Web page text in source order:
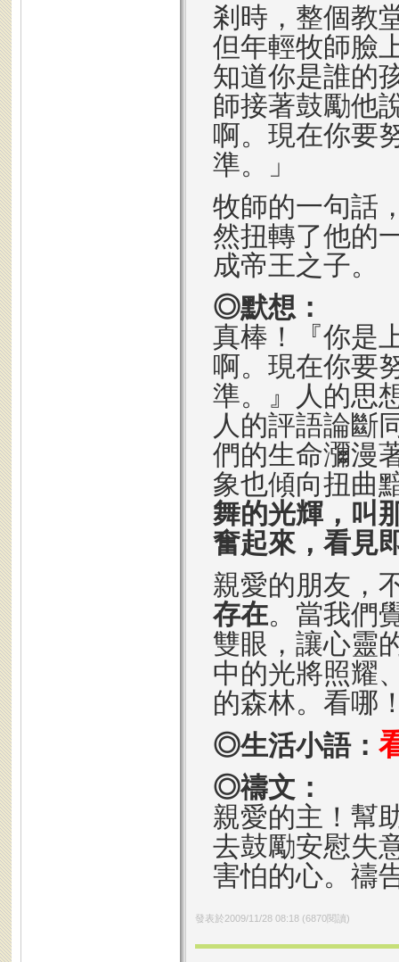
剎時，整個教
但年輕牧師臉
知道你是誰的
師接著鼓勵他
啊。現在你要
準。」
牧師的一句話
然扭轉了他的
成帝王之子。
◎默想：
真棒！『你是
啊。現在你要
準。』人的思
人的評語論斷
們的生命瀰漫
象也傾向扭曲
舞的光輝，叫
奮起來，看見
親愛的朋友，
存在。當我們
雙眼，讓心靈
中的光將照耀
的森林。看哪
◎生活小語：
◎禱文：
親愛的主！幫
去鼓勵安慰失
害怕的心。禱
發表於2009/11/28 08:18(6870閱讀)